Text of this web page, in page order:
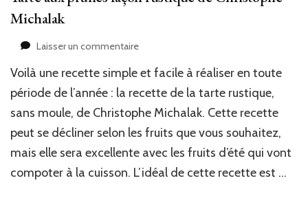
Michalak
Laisser un commentairesur
aux
prunes
rustique
de
Christophe
Michalak
Voilà une recette simple et facile à réaliser en toute
période de l’année : la recette de la tarte rustique,
sans moule, de Christophe Michalak. Cette recette
peut se décliner selon les fruits que vous souhaitez,
mais elle sera excellente avec les fruits d’été qui vont
compoter à la cuisson. L’idéal de cette recette est …